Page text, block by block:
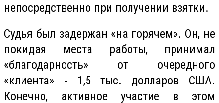
непосредственно при получении взятки.
Судья был задержан «на горячем». Он, не
покидая места работы, принимал
«благодарность» от очередного
«клиента» - 1,5 тыс. долларов США.
Конечно, активное участие в этом